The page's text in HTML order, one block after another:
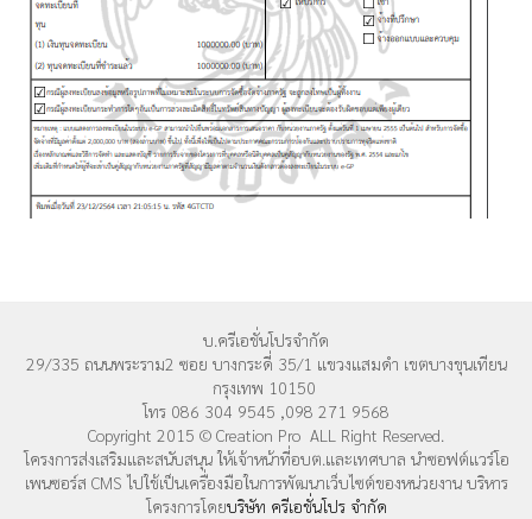
บ.ครีเอชั่นโปรจำกัด
29/335 ถนนพระราม2 ซอย บางกระดี่ 35/1 แขวงแสมดำ เขตบางขุนเทียน
กรุงเทพ 10150
โทร 086 304 9545 ,098 271 9568
Copyright 2015 © Creation Pro ALL Right Reserved.
โครงการส่งเสริมและสนับสนุน ให้เจ้าหน้าที่อบต.และเทศบาล นำซอฟต์แวร์โอ
เพนซอร์ส CMS ไปใช้เป็นเครื่องมือในการพัฒนาเว็บไซต์ของหน่วยงาน บริหาร
โครงการโดยบริษัท ครีเอชั่นโปร จำกัด